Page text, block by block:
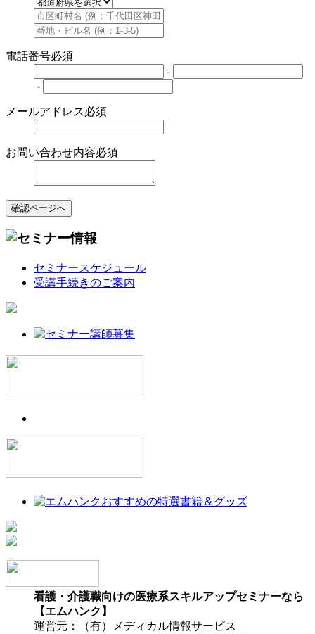
電話番号必須
-
-
メールアドレス必須
お問い合わせ内容必須
確認ページへ
セミナースケジュール
受講手続きのご案内
看護・介護職向けの医療系スキルアップセミナーなら
【エムハンク】
運営元：（有）メディカル情報サービス